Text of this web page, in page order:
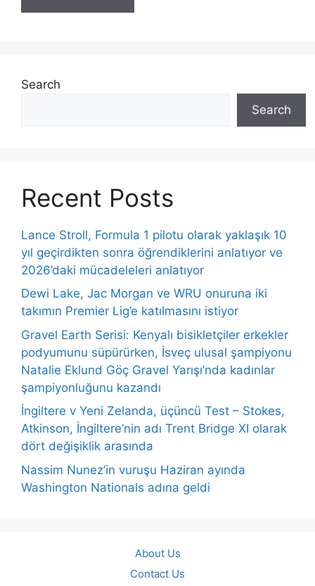
Search
Search
Recent Posts
Lance Stroll, Formula 1 pilotu olarak yaklaşık 10
yıl geçirdikten sonra öğrendiklerini anlatıyor ve
2026’daki mücadeleleri anlatıyor
Dewi Lake, Jac Morgan ve WRU onuruna iki
takımın Premier Lig’e katılmasını istiyor
Gravel Earth Serisi: Kenyalı bisikletçiler erkekler
podyumunu süpürürken, İsveç ulusal şampiyonu
Natalie Eklund Göç Gravel Yarışı’nda kadınlar
şampiyonluğunu kazandı
İngiltere v Yeni Zelanda, üçüncü Test – Stokes,
Atkinson, İngiltere’nin adı Trent Bridge XI olarak
dört değişiklik arasında
Nassim Nunez’in vuruşu Haziran ayında
Washington Nationals adına geldi
About Us
Contact Us